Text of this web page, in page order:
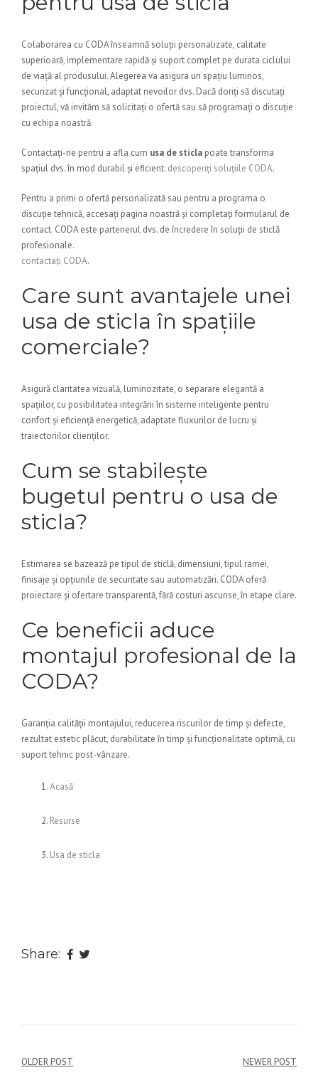
Colaborarea cu CODA înseamnă soluții personalizate, calitate
superioară, implementare rapidă și suport complet pe durata ciclului
de viață al produsului. Alegerea va asigura un spațiu luminos,
securizat și funcțional, adaptat nevoilor dvs. Dacă doriți să discutați
proiectul, vă invităm să solicitați o ofertă sau să programați o discuție
cu echipa noastră.
Contactați-ne pentru a afla cum usa de sticla poate transforma
spațiul dvs. în mod durabil și eficient: descoperiți soluțiile CODA.
Pentru a primi o ofertă personalizată sau pentru a programa o
discuție tehnică, accesați pagina noastră și completați formularul de
contact. CODA este partenerul dvs. de încredere în soluții de sticlă
profesionale.
contactați CODA.
Care sunt avantajele unei
usa de sticla în spațiile
comerciale?
Asigură claritatea vizuală, luminozitate, o separare elegantă a
spațiilor, cu posibilitatea integrării în sisteme inteligente pentru
confort și eficiență energetică, adaptate fluxurilor de lucru și
traiectoriilor clienților.
Cum se stabilește
bugetul pentru o usa de
sticla?
Estimarea se bazează pe tipul de sticlă, dimensiuni, tipul ramei,
finisaje și opțiunile de securitate sau automatizări. CODA oferă
proiectare și ofertare transparentă, fără costuri ascunse, în etape clare.
Ce beneficii aduce
montajul profesional de la
CODA?
Garanția calității montajului, reducerea riscurilor de timp și defecte,
rezultat estetic plăcut, durabilitate în timp și funcționalitate optimă, cu
suport tehnic post-vânzare.
Acasă
Resurse
Usa de sticla
Share:
Navigare
OLDER POST NEWER POST